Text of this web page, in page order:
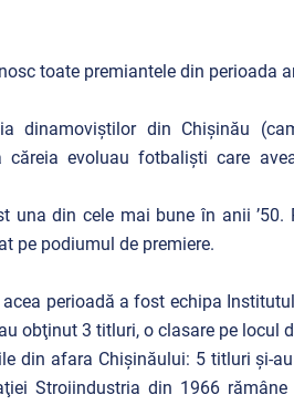
toate premiantele din perioada
dinamoviştilor din Chişinău
căreia evoluau fotbalişti care
una din cele mai bune în anii
pe podiumul de premiere.
perioadă a fost echipa
obţinut 3 titluri, o clasare pe locul
din afara Chişinăului: 5 titluri şi-
Stroiindustria din 1966